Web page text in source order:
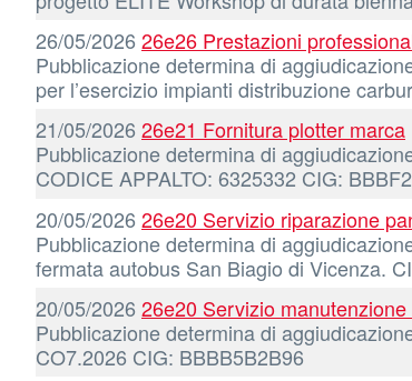
26/05/202626e26 Prestazioni
Pubblicazione determina di
per l’esercizio impianti distribuzione
21/05/2026 26e21 Fornitura plotter marca
Pubblicazione determina di
CODICE APPALTO: 6325332 CIG:
20/05/202626e20 Servizio riparazione
Pubblicazione determina di
fermata autobus San Biagio di Vicenza.
20/05/2026 26e20 Servizio
Pubblicazione determina di
CO7.2026 CIG: BBBB5B2B96